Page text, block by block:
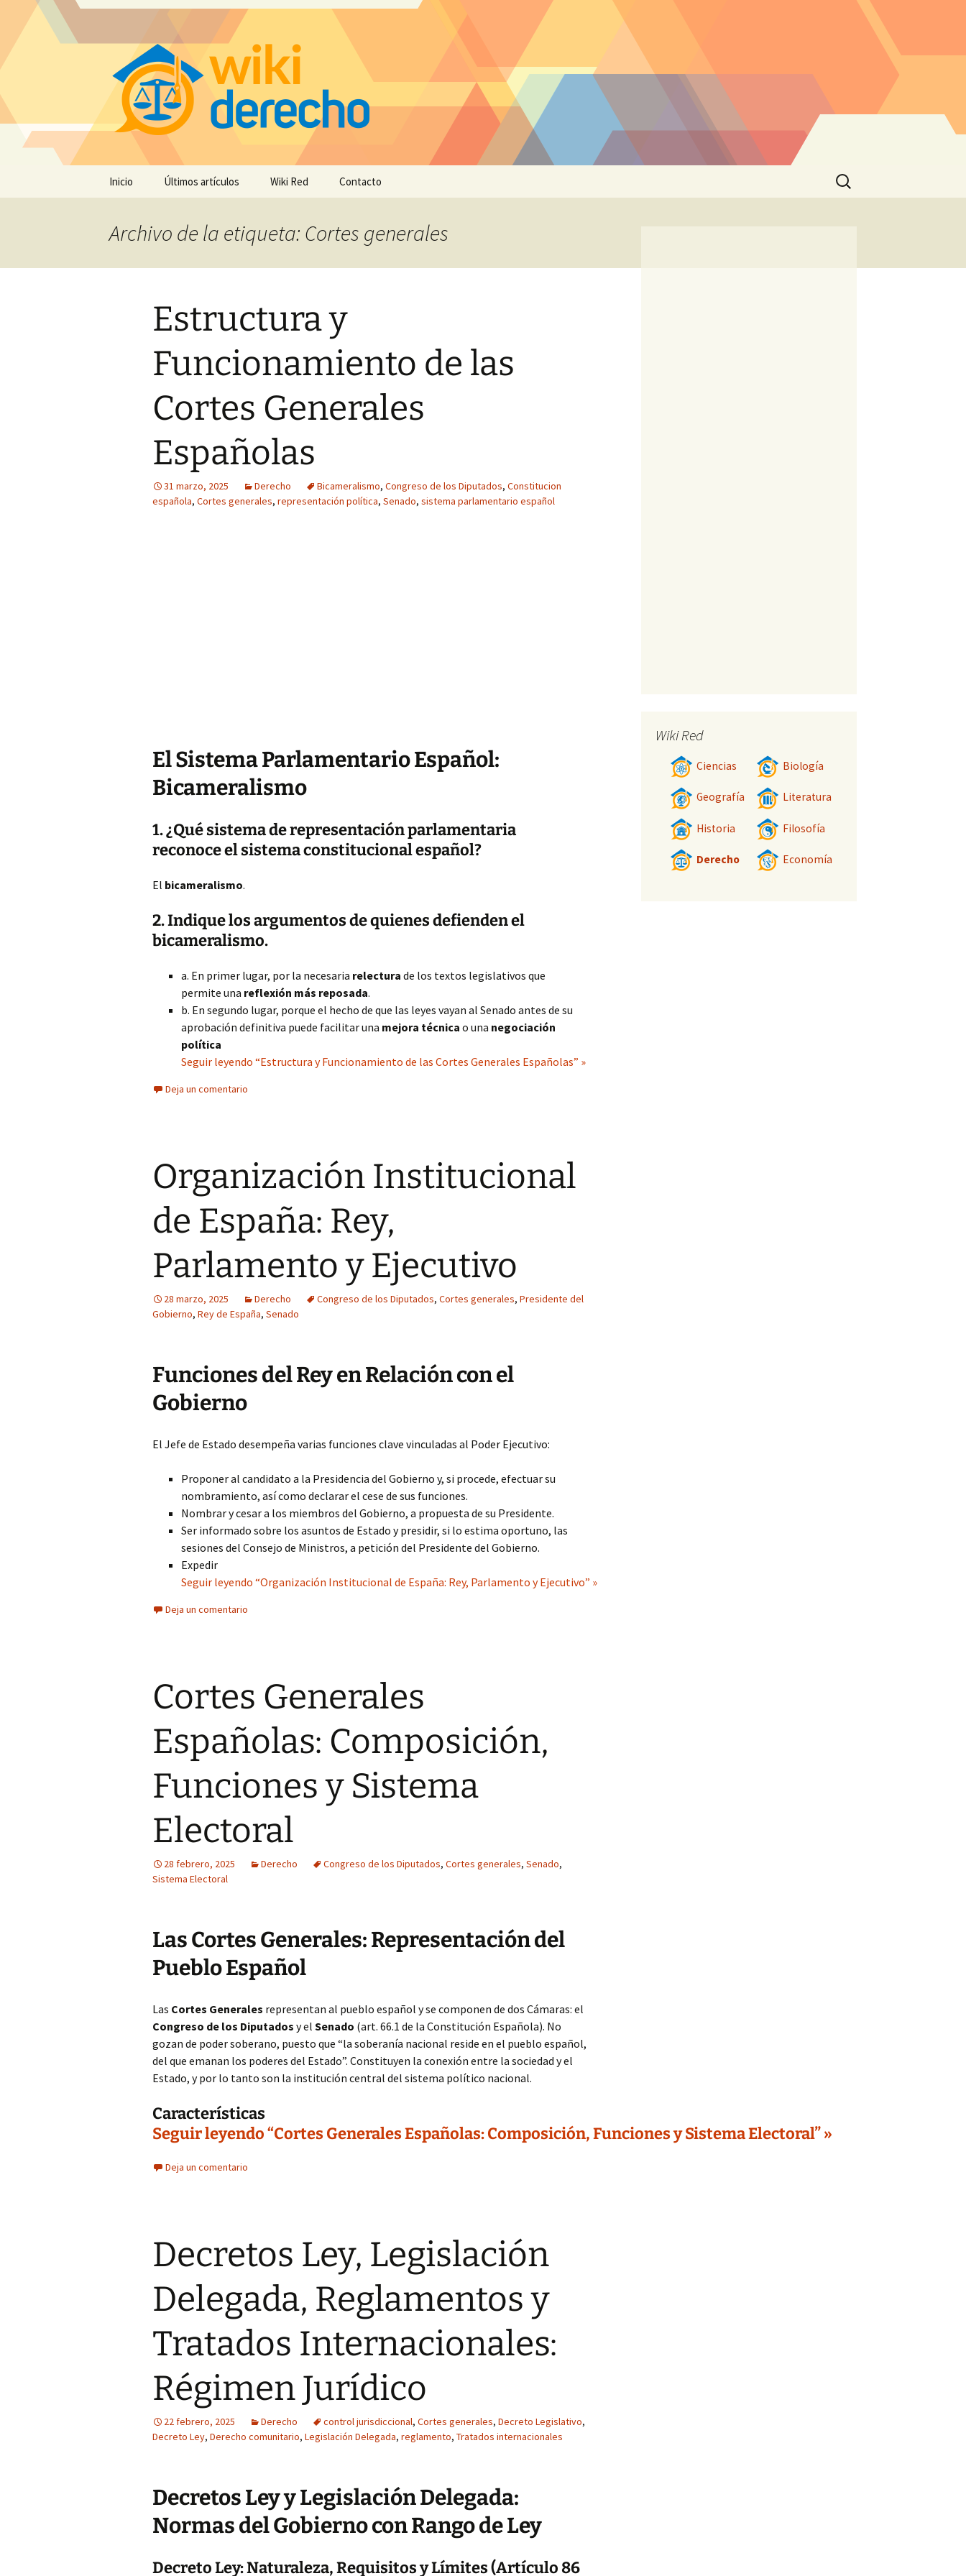
Inicio Últimos artículos Wiki Red Contacto
Buscar:
Archivo de la etiqueta: Cortes generales
Estructura y
Funcionamiento de las
Cortes Generales
Españolas
31 marzo, 2025 Derecho Bicameralismo, Congreso de los Diputados, Constitucion
española, Cortes generales, representación política, Senado, sistema parlamentario español
El Sistema Parlamentario Español:
Bicameralismo
1. ¿Qué sistema de representación parlamentaria
reconoce el sistema constitucional español?
El bicameralismo.
2. Indique los argumentos de quienes defienden el
bicameralismo.
a. En primer lugar, por la necesaria relectura de los textos legislativos que
permite una reflexión más reposada.
b. En segundo lugar, porque el hecho de que las leyes vayan al Senado antes de su
aprobación definitiva puede facilitar una mejora técnica o una negociación
política
Seguir leyendo “Estructura y Funcionamiento de las Cortes Generales Españolas” »
Deja un comentario
Organización Institucional
de España: Rey,
Parlamento y Ejecutivo
28 marzo, 2025 Derecho Congreso de los Diputados, Cortes generales, Presidente del
Gobierno, Rey de España, Senado
Funciones del Rey en Relación con el
Gobierno
El Jefe de Estado desempeña varias funciones clave vinculadas al Poder Ejecutivo:
Proponer al candidato a la Presidencia del Gobierno y, si procede, efectuar su
nombramiento, así como declarar el cese de sus funciones.
Nombrar y cesar a los miembros del Gobierno, a propuesta de su Presidente.
Ser informado sobre los asuntos de Estado y presidir, si lo estima oportuno, las
sesiones del Consejo de Ministros, a petición del Presidente del Gobierno.
Expedir
Seguir leyendo “Organización Institucional de España: Rey, Parlamento y Ejecutivo” »
Deja un comentario
Cortes Generales
Españolas: Composición,
Funciones y Sistema
Electoral
28 febrero, 2025 Derecho Congreso de los Diputados, Cortes generales, Senado,
Sistema Electoral
Las Cortes Generales: Representación del
Pueblo Español
Las Cortes Generales representan al pueblo español y se componen de dos Cámaras: el
Congreso de los Diputados y el Senado (art. 66.1 de la Constitución Española). No
gozan de poder soberano, puesto que “la soberanía nacional reside en el pueblo español,
del que emanan los poderes del Estado”. Constituyen la conexión entre la sociedad y el
Estado, y por lo tanto son la institución central del sistema político nacional.
Características
Seguir leyendo “Cortes Generales Españolas: Composición, Funciones y Sistema Electoral” »
Deja un comentario
Decretos Ley, Legislación
Delegada, Reglamentos y
Tratados Internacionales:
Régimen Jurídico
22 febrero, 2025 Derecho control jurisdiccional, Cortes generales, Decreto Legislativo,
Decreto Ley, Derecho comunitario, Legislación Delegada, reglamento, Tratados internacionales
Decretos Ley y Legislación Delegada:
Normas del Gobierno con Rango de Ley
Decreto Ley: Naturaleza, Requisitos y Límites (Artículo 86
Wiki Red
Ciencias Biología
Geografía Literatura
Historia Filosofía
Derecho Economía